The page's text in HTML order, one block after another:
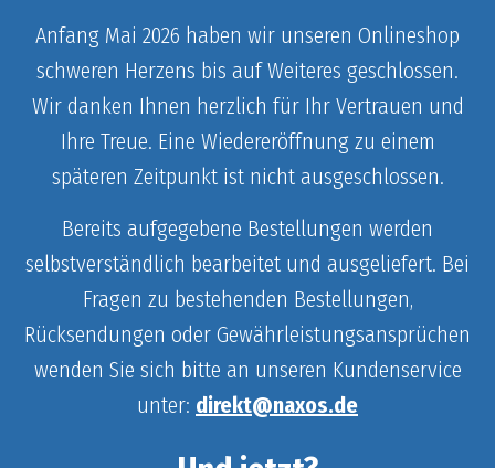
Anfang Mai 2026 haben wir unseren Onlineshop
schweren Herzens bis auf Weiteres geschlossen.
Wir danken Ihnen herzlich für Ihr Vertrauen und
Ihre Treue. Eine Wiedereröffnung zu einem
späteren Zeitpunkt ist nicht ausgeschlossen.
Bereits aufgegebene Bestellungen werden
selbstverständlich bearbeitet und ausgeliefert. Bei
Fragen zu bestehenden Bestellungen,
Rücksendungen oder Gewährleistungsansprüchen
wenden Sie sich bitte an unseren Kundenservice
unter: direkt@naxos.de